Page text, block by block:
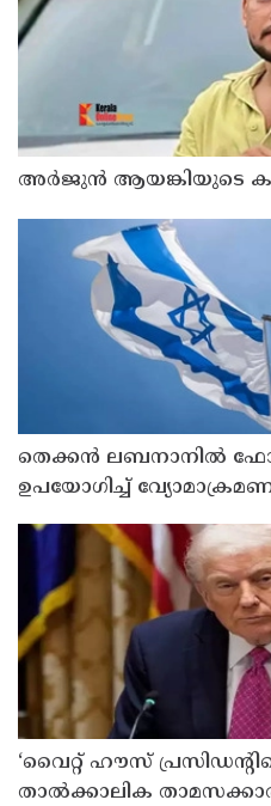
അർജുൻ ആയങ്കിയുടെ
തെക്കൻ ലബനാനിൽ
ഉപയോഗിച്ച്
‘വൈറ്റ് ഹൗസ്
താൽക്കാലിക